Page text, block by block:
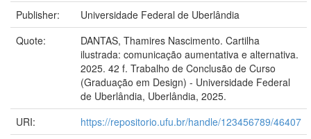
Publisher:
Universidade Federal de Uberlândia
Quote:
DANTAS, Thamires Nascimento. Cartilha
ilustrada: comunicação aumentativa e alternativa.
2025. 42 f. Trabalho de Conclusão de Curso
(Graduação em Design) - Universidade Federal
de Uberlândia, Uberlândia, 2025.
URI:
https://repositorio.ufu.br/handle/123456789/46407